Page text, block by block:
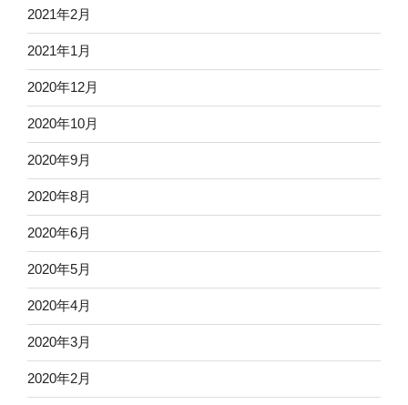
2021年2月
2021年1月
2020年12月
2020年10月
2020年9月
2020年8月
2020年6月
2020年5月
2020年4月
2020年3月
2020年2月